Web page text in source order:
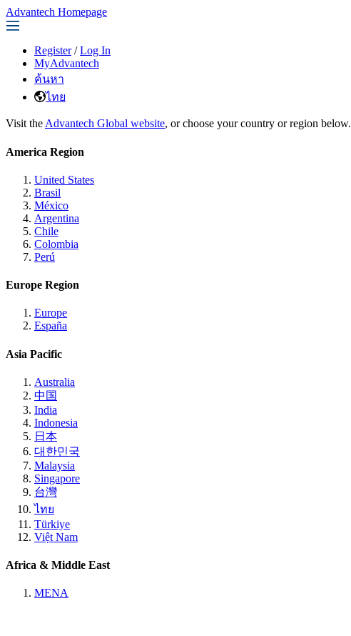
Advantech Homepage
Register / Log In
MyAdvantech
ค้นหา
ไทย
Visit the Advantech Global website, or choose your country or region below.
America Region
United States
Brasil
México
Argentina
Chile
Colombia
Perú
Europe Region
Europe
España
Asia Pacific
Australia
中国
India
Indonesia
日本
대한민국
Malaysia
Singapore
台灣
ไทย
Türkiye
Việt Nam
Africa & Middle East
MENA